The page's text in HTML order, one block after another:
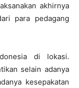
akhirnya
para pedagang
di lokasi.
selain adanya
kesepakatan